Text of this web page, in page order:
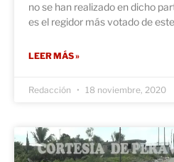
no se han realizado en dicho
es el regidor más votado de
LEER MÁS »
Redacción 18 noviembre, 2020